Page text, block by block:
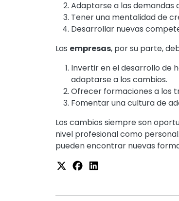
Adaptarse a las demandas
Tener una mentalidad de
Desarrollar nuevas
Las empresas, por su parte,
Invertir en el desarrollo de
adaptarse a los cambios.
Ofrecer formaciones a los
Fomentar una cultura de
Los cambios siempre son
nivel profesional como
pueden encontrar nuevas